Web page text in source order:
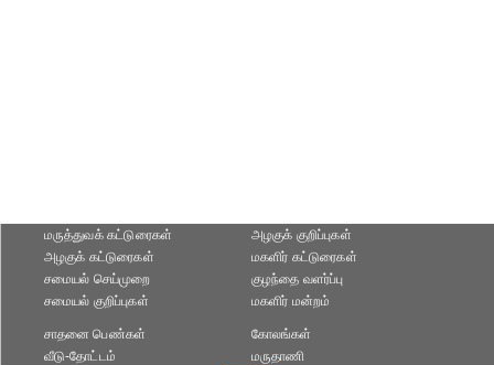
மருத்துவக் கட்டுரைகள்
அழகுக் கட்டுரைகள்
அழகுக் குறிப்புகள்
மகளிர் கட்டுரைகள்
சமையல் செய்முறை
சமையல் குறிப்புகள்
குழந்தை வளர்ப்பு
மகளிர் மன்றம்
சாதனை பெண்கள்
வீடு-தோட்டம்
கோலங்கள்
மருதாணி